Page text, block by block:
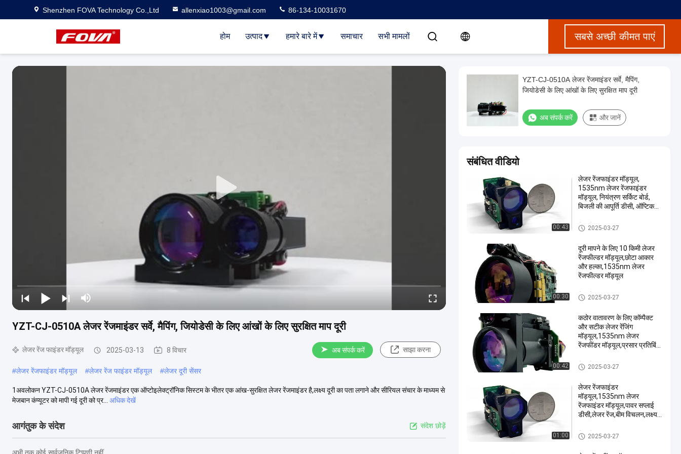
Shenzhen FOVA Technology Co.,Ltd allenxiao1003@gmail.com 86-134-10031670
होम उत्पाद हमारे बारे में समाचार सभी मामलों सबसे अच्छी कीमत पाएं
YZT-CJ-0510A लेजर रेंजमाइंडर सर्वे, मैपिंग, जियोडेसी के लिए आंखों के लिए सुरक्षित माप दूरी
लेजर रेंज फाइंडर मॉड्यूल 2025-03-13 8 विचार अब संपर्क करें साझा करना
#लेजर रेंजफाइंडर मॉड्यूल #लेजर रेंज फाइंडर मॉड्यूल #लेजर दूरी सेंसर
1अवलोकन YZT-CJ-0510A लेजर रेंजमाइंडर एक ऑप्टोइलेक्ट्रॉनिक सिस्टम के भीतर एक आंख-सुरक्षित लेजर रेंजमाइंडर है,लक्ष्य दूरी का पता लगाने और सीरियल संचार के माध्यम से
मेजबान कंप्यूटर को मापी गई दूरी को प्र...
अधिक देखें
आगंतुक के संदेश संदेश छोड़ें
अभी तक कोई सार्वजनिक टिप्पणी नहीं
YZT-CJ-0510A लेजर रेंजमाइंडर सर्वे, मैपिंग,
जियोडेसी के लिए आंखों के लिए सुरक्षित माप दूरी
अब संपर्क करें और जानें
संबंधित वीडियो
00:43
लेजर रेंजफाइंडर मॉड्यूल,
1535nm लेजर रेंजफाइंडर
मॉड्यूल, नियंत्रण सर्किट बोर्ड,
बिजली की आपूर्ति डीसी, ऑप्टिकल
लेजर रेंज फाइंडर मॉड्यूल
2025-03-27
00:30
दूरी मापने के लिए 10 किमी लेजर
रेंजफील्डर मॉड्यूल,छोटा आकार
और हल्का,1535nm लेजर
रेंजफील्डर मॉड्यूल
लेजर रेंज फाइंडर मॉड्यूल
2025-03-27
00:42
कठोर वातावरण के लिए कॉम्पैक्ट
और सटीक लेजर रेंजिंग
मॉड्यूल,1535nm लेजर
रेंजफींडर मॉड्यूल,प्रसार प्रतिबिंब
(2.3m×2.3m लक्ष्य) ≥6 किमी
की दूरी पर।
लेजर रेंज फाइंडर मॉड्यूल
2025-03-27
01:00
लेजर रेंजफाइंडर
मॉड्यूल,1535nm लेजर
रेंजफाइंडर मॉड्यूल,पावर सप्लाई
डीसी,लेजर रेंज,बीम विचलन,लक्ष्य
मीटर,प्रतिबिंबकता 30%,दृश्यता
≥12 किमी
लेजर रेंज फाइंडर मॉड्यूल
2025-03-27